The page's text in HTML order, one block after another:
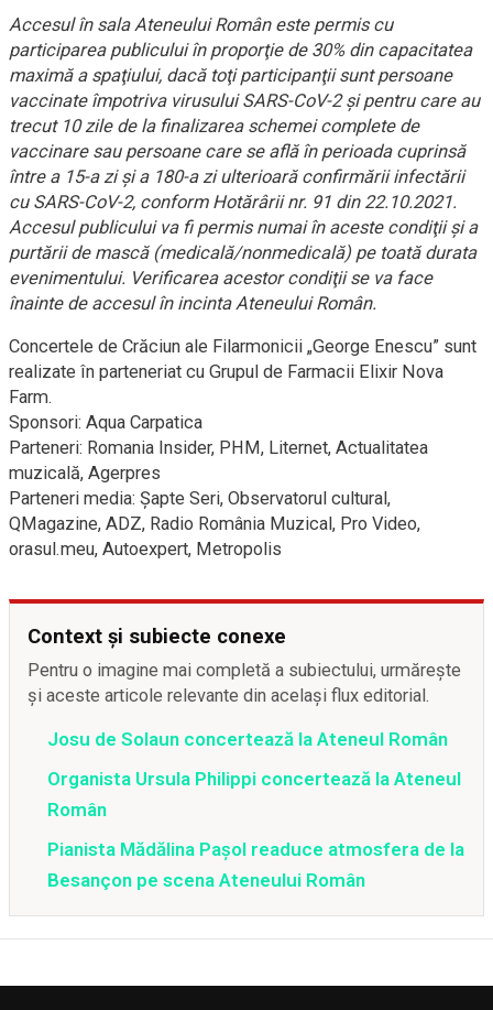
Accesul în sala Ateneului Român este permis cu
participarea publicului în proporţie de 30% din capacitatea
maximă a spaţiului, dacă toţi participanţii sunt persoane
vaccinate împotriva virusului SARS-CoV-2 şi pentru care au
trecut 10 zile de la finalizarea schemei complete de
vaccinare sau persoane care se află în perioada cuprinsă
între a 15-a zi şi a 180-a zi ulterioară confirmării infectării
cu SARS-CoV-2, conform Hotărârii nr. 91 din 22.10.2021.
Accesul publicului va fi permis numai în aceste condiţii şi a
purtării de mască (medicală/nonmedicală) pe toată durata
evenimentului. Verificarea acestor condiţii se va face
înainte de accesul în incinta Ateneului Român.
Concertele de Crăciun ale Filarmonicii „George Enescu” sunt
realizate în parteneriat cu Grupul de Farmacii Elixir Nova
Farm.
Sponsori: Aqua Carpatica
Parteneri: Romania Insider, PHM, Liternet, Actualitatea
muzicală, Agerpres
Parteneri media: Şapte Seri, Observatorul cultural,
QMagazine, ADZ, Radio România Muzical, Pro Video,
orasul.meu, Autoexpert, Metropolis
Context și subiecte conexe
Pentru o imagine mai completă a subiectului, urmărește
și aceste articole relevante din același flux editorial.
Josu de Solaun concertează la Ateneul Român
Organista Ursula Philippi concertează la Ateneul
Român
Pianista Mădălina Pașol readuce atmosfera de la
Besançon pe scena Ateneului Român